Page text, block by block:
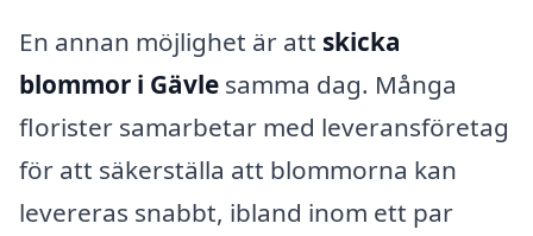
En annan möjlighet är att skicka
blommor i Gävle samma dag. Många
florister samarbetar med leveransföretag
för att säkerställa att blommorna kan
levereras snabbt, ibland inom ett par